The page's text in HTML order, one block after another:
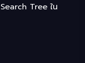
Tree ใน